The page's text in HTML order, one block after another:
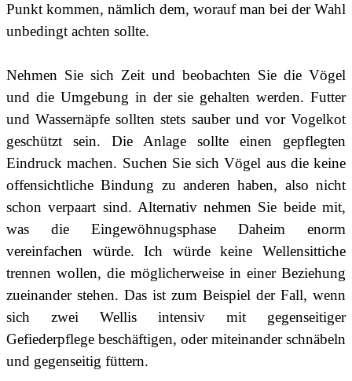
Punkt kommen, nämlich dem, worauf man bei der Wahl
unbedingt achten sollte.
Nehmen Sie sich Zeit und beobachten Sie die Vögel
und die Umgebung in der sie gehalten werden. Futter
und Wassernäpfe sollten stets sauber und vor Vogelkot
geschützt sein. Die Anlage sollte einen gepflegten
Eindruck machen. Suchen Sie sich Vögel aus die keine
offensichtliche Bindung zu anderen haben, also nicht
schon verpaart sind. Alternativ nehmen Sie beide mit,
was die Eingewöhnugsphase Daheim enorm
vereinfachen würde. Ich würde keine Wellensittiche
trennen wollen, die möglicherweise in einer Beziehung
zueinander stehen. Das ist zum Beispiel der Fall, wenn
sich zwei Wellis intensiv mit gegenseitiger
Gefiederpflege beschäftigen, oder miteinander schnäbeln
und gegenseitig füttern.